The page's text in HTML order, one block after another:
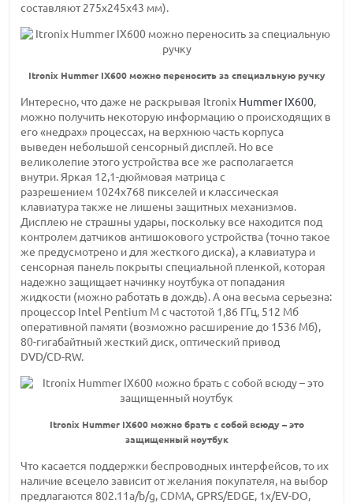
составляют 275х245х43 мм).
Itronix Hummer IX600 можно переносить за специальную ручку
Интересно, что даже не раскрывая Itronix Hummer IX600,
можно получить некоторую информацию о происходящих в
его «недрах» процессах, на верхнюю часть корпуса
выведен небольшой сенсорный дисплей. Но все
великолепие этого устройства все же располагается
внутри. Яркая 12,1-дюймовая матрица с
разрешением 1024х768 пикселей и классическая
клавиатура также не лишены защитных механизмов.
Дисплею не страшны удары, поскольку все находится под
контролем датчиков антишокового устройства (точно такое
же предусмотрено и для жесткого диска), а клавиатура и
сенсорная панель покрыты специальной пленкой, которая
надежно защищает начинку ноутбука от попадания
жидкости (можно работать в дождь). А она весьма серьезна:
процессор Intel Pentium M счастотой 1,86 ГГц, 512 Мб
оперативной памяти (возможно расширение до 1536 Мб),
80-гигабайтный жесткий диск, оптический привод
DVD/CD-RW.
Itronix Hummer IX600 можно брать с собой всюду – это
защищенный ноутбук
Что касается поддержки беспроводных интерфейсов, то их
наличие всецело зависит от желания покупателя, на выбор
предлагаются 802.11a/b/g,CDMA, GPRS/EDGE, 1x/EV-DO,